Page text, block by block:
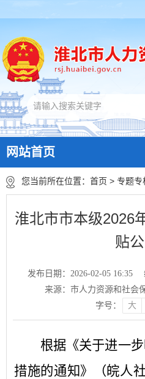
网站首页
您当前所在位置： 首页 > 专题专
淮北市市本级2026
贴
发布日期：2026-02-05 16:35
来源：市人力资源和社会
字号：
大
根据《关于进一
措施的通知》（皖人